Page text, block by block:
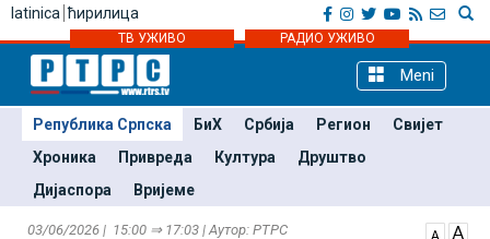
latinica ћирилица
ТВ УЖИВО РАДИО УЖИВО
Meni
Република Српска БиХ Србија Регион
Свијет
Хроника
Привреда Култура
Друштво
Дијаспора
Вријеме
03/06/2026 | 15:00 ⇒ 17:03 | Аутор: РТРС